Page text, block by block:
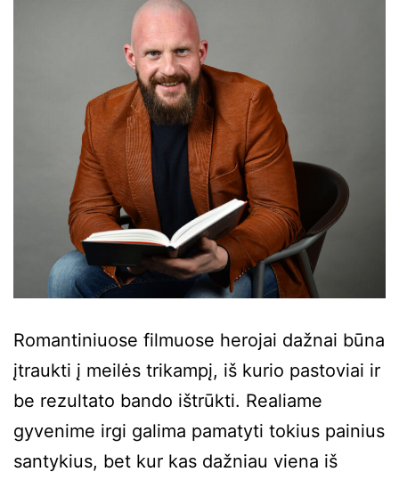
Romantiniuose filmuose herojai dažnai būna
įtraukti į meilės trikampį, iš kurio pastoviai ir
be rezultato bando ištrūkti. Realiame
gyvenime irgi galima pamatyti tokius painius
santykius, bet kur kas dažniau viena iš